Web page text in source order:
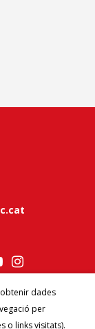
dades
per
o links visitats).